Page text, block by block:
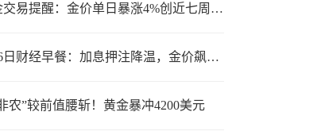
黄金交易提醒：金价单日暴涨4%创近七周新高，加息预期降温叠加霍尔木兹“暂停信号”，牛市重启了？
8月6日财经早餐：加息押注降温，金价飙升至近两个月高位，地缘缓和预期，美油75关口拉锯
农”较前值腰斩！黄金暴冲4200美元